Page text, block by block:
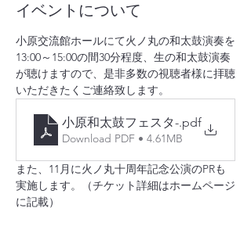
イベントについて
小原交流館ホールにて火ノ丸の和太鼓演奏を
13:00～15:00の間30分程度、生の和太鼓演奏
が聴けますので、是非多数の視聴者様に拝聴
いただきたくご連絡致します。
小原和太鼓フェスタ-.pdf
Download PDF • 4.61MB
また、11月に火ノ丸十周年記念公演のPRも
実施します。（チケット詳細はホームページ
に記載）